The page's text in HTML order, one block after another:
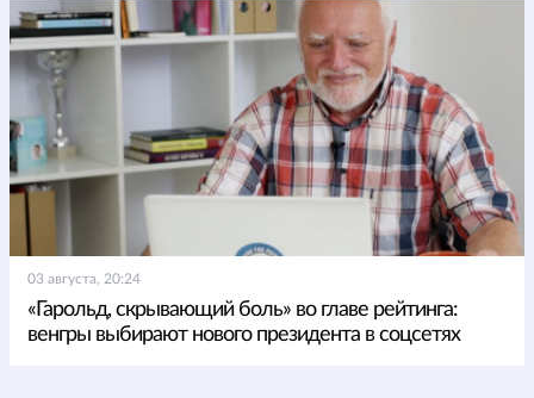
03 августа, 20:24
«Гарольд, скрывающий боль» во главе рейтинга:
венгры выбирают нового президента в соцсетях